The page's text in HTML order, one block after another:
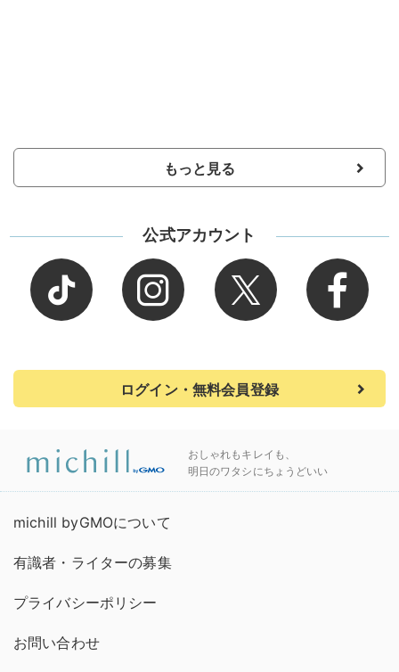
もっと見る
公式アカウント
ログイン・無料会員登録
おしゃれもキレイも、
明日のワタシにちょうどいい
michill byGMOについて
有識者・ライターの募集
プライバシーポリシー
お問い合わせ